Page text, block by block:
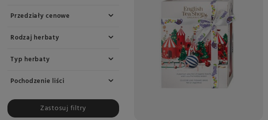
Przedziały cenowe
Rodzaj herbaty
Typ herbaty
Pochodzenie liści
Zastosuj filtry